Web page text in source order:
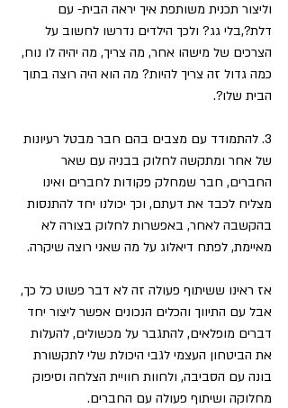
וליצור תכנית משותפת איך יראה הבית- עם
דלת?,בלי גג? ולכך הילדים נדרשו לחשוב על
הצרכים של מישהו אחר, מה צריך, מה יהיה לו נוח,
כמה גדול זה צריך להיות? מה הוא היה רוצה בתוך
הבית שלו?.
3. להתמודד עם מצבים בהם חבר מבטל רעיונות
של אחר ומתקשה לחלוק בבניה עם שאר
החברים, חבר שמחלק פקודות לחברים ואינו
מצליח לכבד את דעתם, וכך יכולנו יחד להתנסות
בהקשבה לאחר, באפשרות לחלוק בצורה לא
מאיימת, לפתח דיאלוג על מה שאני רוצה שיקרה.
אז ראינו ששיתוף פעולה זה לא דבר פשוט כל כך,
אבל עם התיווך והכלים הנכונים אפשר ליצור יחד
דברים מופלאים, להתגבר על מכשולים, להעלות
את הביטחון העצמי לגבי היכולת שלי לתקשורת
בונה עם הסביבה, ולחוות חוויית הצלחה וסיפוק
מחלוקה ושיתוף פעולה עם החברים.